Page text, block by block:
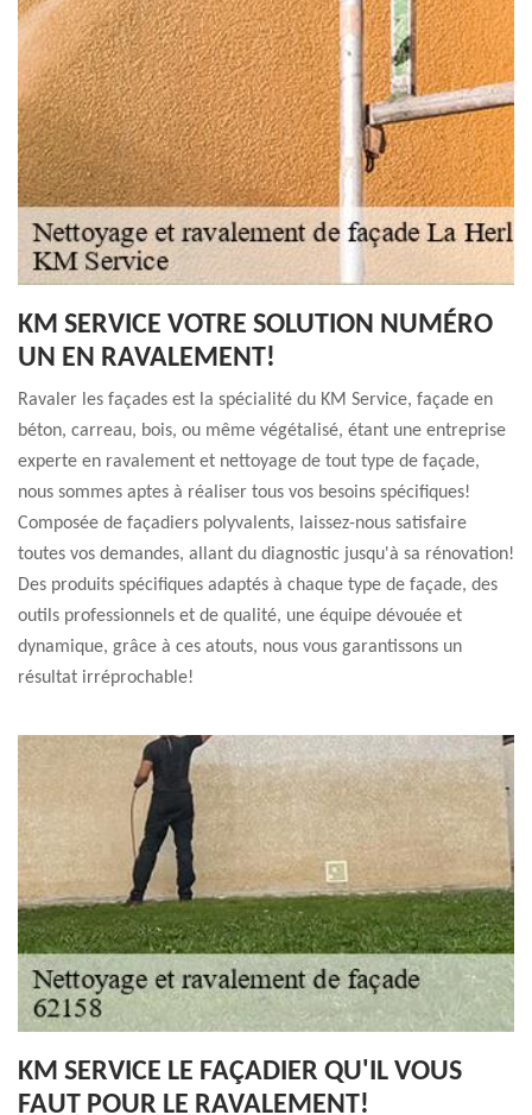
KM SERVICE VOTRE SOLUTION NUMÉRO
UN EN RAVALEMENT!
Ravaler les façades est la spécialité du KM Service, façade en
béton, carreau, bois, ou même végétalisé, étant une entreprise
experte en ravalement et nettoyage de tout type de façade,
nous sommes aptes à réaliser tous vos besoins spécifiques!
Composée de façadiers polyvalents, laissez-nous satisfaire
toutes vos demandes, allant du diagnostic jusqu'à sa rénovation!
Des produits spécifiques adaptés à chaque type de façade, des
outils professionnels et de qualité, une équipe dévouée et
dynamique, grâce à ces atouts, nous vous garantissons un
résultat irréprochable!
KM SERVICE LE FAÇADIER QU'IL VOUS
FAUT POUR LE RAVALEMENT!